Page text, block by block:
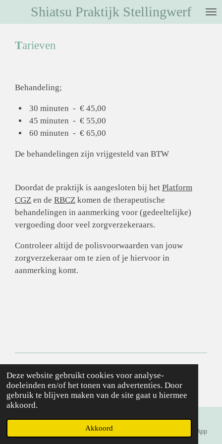
Deze website gebruikt cookies voor analyse-
doeleinden en/of het tonen van advertenties. Door
gebruik te blijven maken van de site gaat u hiermee
akkoord.
Akkoord
direct
Shiatsu Praktijk Stellingwerf
Tarieven
Behandeling;
30 minuten - € 45,00
45 minuten - € 55,00
60 minuten - € 65,00
De behandelingen zijn vrijgesteld van BTW
Doordat de praktijk is aangesloten bij het Platform
CGZ en de RBCZ komen de therapeutische
behandelingen in aanmerking voor (gedeeltelijke)
vergoeding door veel zorgverzekeraars.
Controleer altijd de polisvoorwaarden van jouw
zorgverzekeraar om te zien of je hiervoor in
aanmerking komt.
©2022 Shiatsu Praktijk Stellingwerf
Powered by JouwWeb
Telefoonnummer WhatsApp